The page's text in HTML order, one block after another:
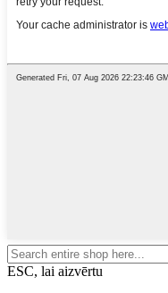
ESC, lai aizvērtu